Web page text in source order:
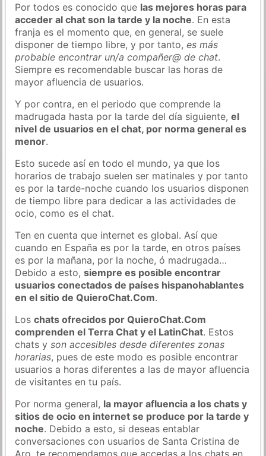
Por todos es conocido que las mejores horas para
acceder al chat son la tarde y la noche. En esta
franja es el momento que, en general, se suele
disponer de tiempo libre, y por tanto,es más
probable encontrar un/a compañer@ de chat.
Siempre es recomendable buscar las horas de
mayor afluencia de usuarios.
Y por contra, en el periodo que comprende la
madrugada hasta por la tarde del día siguiente,el
nivel de usuarios en el chat, por norma general es
menor.
Esto sucede así en todo el mundo, ya que los
horarios de trabajo suelen ser matinales y por tanto
es por la tarde-noche cuando los usuarios disponen
de tiempo libre para dedicar a las actividades de
ocio, como es el chat.
Ten en cuenta que internet es global. Así que
cuando en España es por la tarde, en otros países
es por la mañana, por la noche, ó madrugada…
Debido a esto,siempre es posible encontrar
usuarios conectados de países hispanohablantes
en el sitio de QuieroChat.Com.
Loschats ofrecidos por QuieroChat.Com
comprenden el Terra Chat y el LatinChat. Estos
chats yson accesibles desde diferentes zonas
horarias, pues de este modo es posible encontrar
usuarios a horas diferentes a las de mayor afluencia
de visitantes en tu país.
Por norma general, la mayor afluencia a los chats y
sitios de ocio en internet se produce por la tarde y
noche. Debido a esto, si deseas entablar
conversaciones con usuarios de Santa Cristina de
Aro, te recomendamos que accedas a los chats en